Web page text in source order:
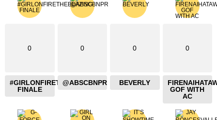
0
#GIRLONFIRETHEBLAZING
FINALE
0
@ABSCBNPR
0
BEVERLY
0
GOF WITH
AC